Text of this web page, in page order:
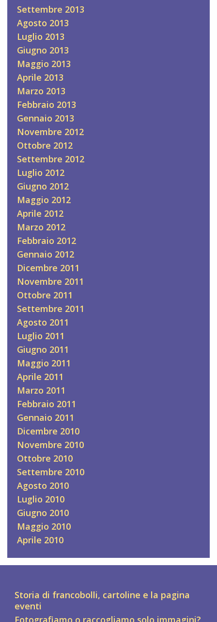
Settembre 2013
Agosto 2013
Luglio 2013
Giugno 2013
Maggio 2013
Aprile 2013
Marzo 2013
Febbraio 2013
Gennaio 2013
Novembre 2012
Ottobre 2012
Settembre 2012
Luglio 2012
Giugno 2012
Maggio 2012
Aprile 2012
Marzo 2012
Febbraio 2012
Gennaio 2012
Dicembre 2011
Novembre 2011
Ottobre 2011
Settembre 2011
Agosto 2011
Luglio 2011
Giugno 2011
Maggio 2011
Aprile 2011
Marzo 2011
Febbraio 2011
Gennaio 2011
Dicembre 2010
Novembre 2010
Ottobre 2010
Settembre 2010
Agosto 2010
Luglio 2010
Giugno 2010
Maggio 2010
Aprile 2010
Storia di francobolli, cartoline e la pagina
eventi
Fotografiamo o raccogliamo solo immagini?